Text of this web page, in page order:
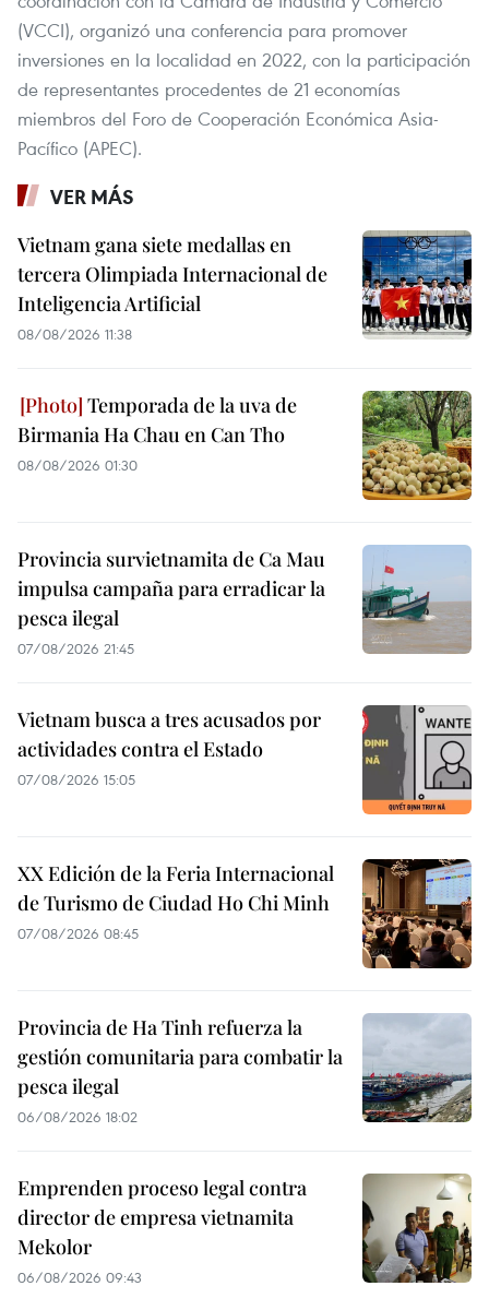
(VCCI), organizó una conferencia para promover
inversiones en la localidad en 2022, con la participación
de representantes procedentes de 21 economías
miembros del Foro de Cooperación Económica Asia-
Pacífico (APEC).
VER MÁS
Vietnam gana siete medallas en
tercera Olimpiada Internacional de
Inteligencia Artificial
08/08/2026 11:38
Temporada de la uva de
Birmania Ha Chau en Can Tho
08/08/2026 01:30
Provincia survietnamita de Ca Mau
impulsa campaña para erradicar la
pesca ilegal
07/08/2026 21:45
Vietnam busca a tres acusados por
actividades contra el Estado
07/08/2026 15:05
XX Edición de la Feria Internacional
de Turismo de Ciudad Ho Chi Minh
07/08/2026 08:45
Provincia de Ha Tinh refuerza la
gestión comunitaria para combatir la
pesca ilegal
06/08/2026 18:02
Emprenden proceso legal contra
director de empresa vietnamita
Mekolor
06/08/2026 09:43